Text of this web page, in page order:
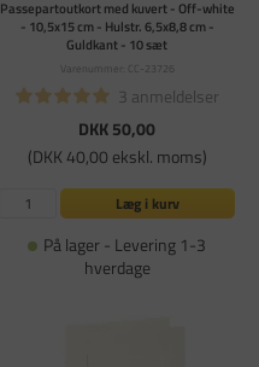
Passepartoutkort med kuvert - Off-white
- 10,5x15 cm - Hulstr. 6,5x8,8 cm -
Guldkant - 10 sæt
Varenummer: CC-23726
3 anmeldelser
DKK 50,00
(DKK 40,00 ekskl. moms)
Læg i kurv
På lager - Levering 1-3
hverdage